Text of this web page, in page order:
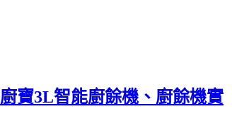
寶3L智能廚餘機、廚餘機實